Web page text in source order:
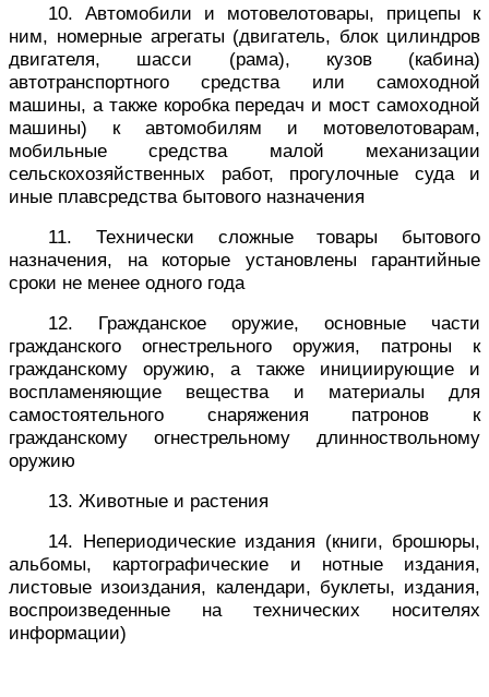
10. Автомобили и мотовелотовары, прицепы к
ним, номерные агрегаты (двигатель, блок цилиндров
двигателя, шасси (рама), кузов (кабина)
автотранспортного средства или самоходной
машины, а также коробка передач и мост самоходной
машины) к автомобилям и мотовелотоварам,
мобильные средства малой механизации
сельскохозяйственных работ, прогулочные суда и
иные плавсредства бытового назначения
11. Технически сложные товары бытового
назначения, на которые установлены гарантийные
сроки не менее одного года
12. Гражданское оружие, основные части
гражданского огнестрельного оружия, патроны к
гражданскому оружию, а также инициирующие и
воспламеняющие вещества и материалы для
самостоятельного снаряжения патронов к
гражданскому огнестрельному длинноствольному
оружию
13. Животные и растения
14. Непериодические издания (книги, брошюры,
альбомы, картографические и нотные издания,
листовые изоиздания, календари, буклеты, издания,
воспроизведенные на технических носителях
информации)